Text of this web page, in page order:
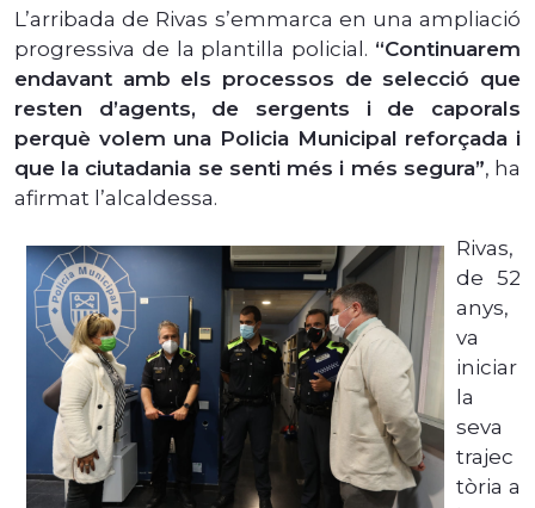
L’arribada de Rivas s’emmarca en una ampliació
progressiva de la plantilla policial. “Continuarem
endavant amb els processos de selecció que
resten d’agents, de sergents i de caporals
perquè volem una Policia Municipal reforçada i
que la ciutadania se senti més i més segura”, ha
afirmat l’alcaldessa.
Rivas,
de 52
anys,
va
iniciar
la
seva
trajec
tòria a